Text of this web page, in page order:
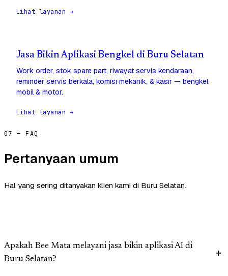
Lihat layanan →
Jasa Bikin Aplikasi Bengkel di Buru Selatan
Work order, stok spare part, riwayat servis kendaraan,
reminder servis berkala, komisi mekanik, & kasir — bengkel
mobil & motor.
Lihat layanan →
07 — FAQ
Pertanyaan umum
Hal yang sering ditanyakan klien kami di Buru Selatan.
Apakah Bee Mata melayani jasa bikin aplikasi AI di
Buru Selatan?